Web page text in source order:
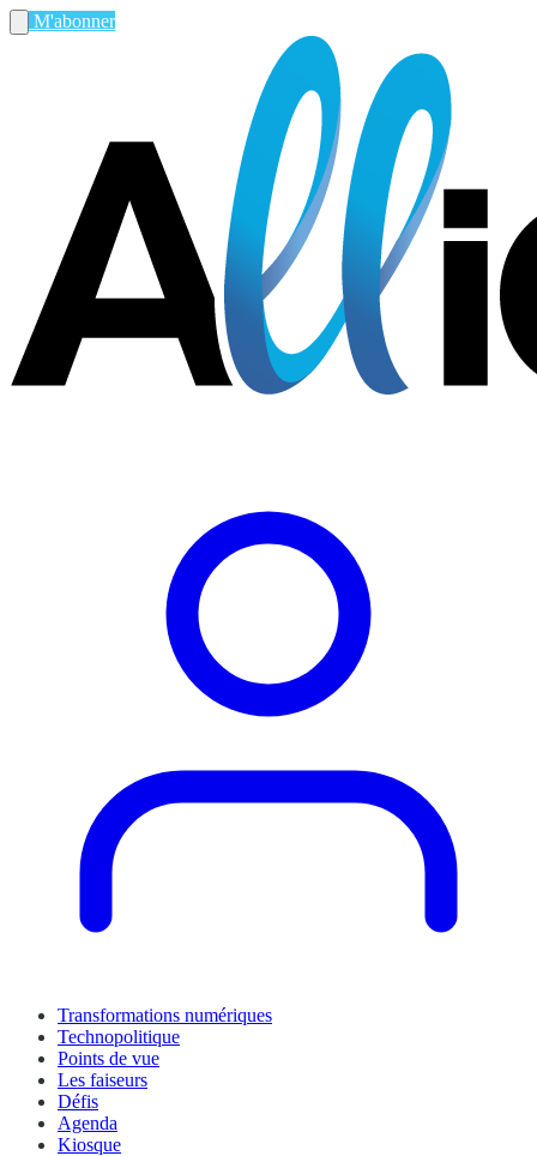
M'abonner
Transformations numériques
Technopolitique
Points de vue
Les faiseurs
Défis
Agenda
Kiosque